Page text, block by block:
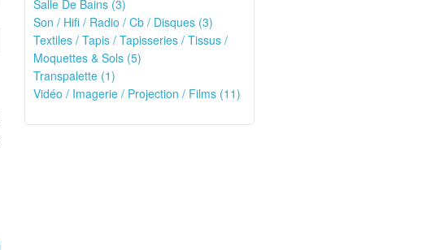
Salle De Bains (3)
Son / Hifi / Radio / Cb / Disques (3)
Textiles / Tapis / Tapisseries / Tissus /
Moquettes & Sols (5)
Transpalette (1)
Vidéo / Imagerie / Projection / Films (11)